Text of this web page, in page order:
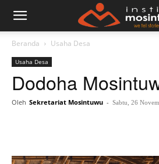
Beranda Usaha Desa
Usaha Desa
Dodoha
Oleh Sekretariat Mosintuwu - Sabtu, 26